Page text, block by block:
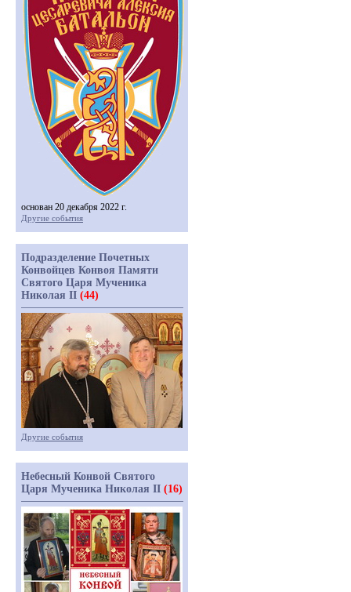
основан 20 декабря 2022 г.
Другие события
Подразделение Почетных
Конвойцев Конвоя Памяти
Святого Царя Мученика
Николая II (44)
Другие события
Небесный Конвой Святого
Царя Мученика Николая II (16)